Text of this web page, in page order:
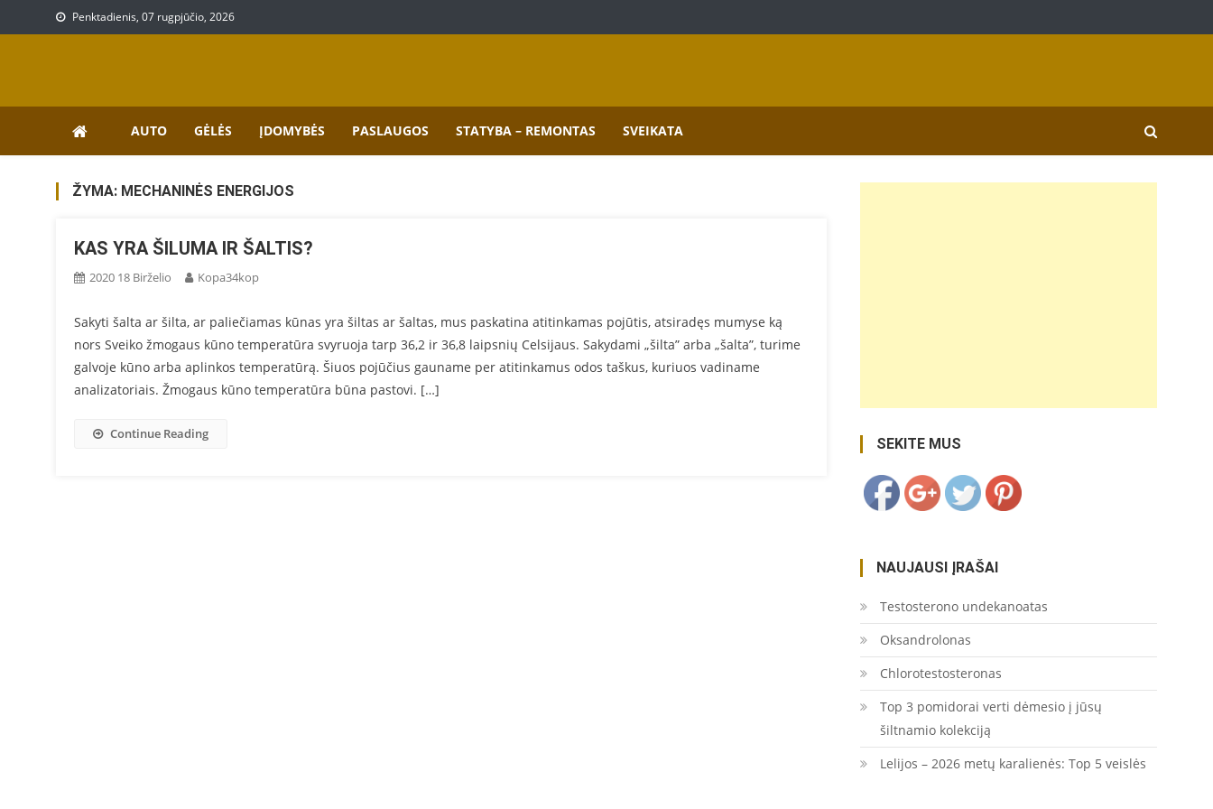
to
Penktadienis, 07 rugpjūčio, 2026
AUTO GĖLĖS ĮDOMYBĖS PASLAUGOS STATYBA – REMONTAS SVEIKATA
ŽYMA: MECHANINĖS ENERGIJOS
KAS YRA ŠILUMA IR ŠALTIS?
2020 18 Birželio Kopa34kop
Sakyti šalta ar šilta, ar paliečiamas kūnas yra šiltas ar šaltas, mus paskatina atitinkamas pojūtis, atsiradęs mumyse ką
nors Sveiko žmogaus kūno temperatūra svyruoja tarp 36,2 ir 36,8 laipsnių Celsijaus. Sakydami „šilta” arba „šalta”, turime
galvoje kūno arba aplinkos temperatūrą. Šiuos pojūčius gauname per atitinkamus odos taškus, kuriuos vadiname
analizatoriais. Žmogaus kūno temperatūra būna pastovi. […]
Continue Reading
SEKITE MUS
NAUJAUSI ĮRAŠAI
Testosterono undekanoatas
Oksandrolonas
Chlorotestosteronas
Top 3 pomidorai verti dėmesio į jūsų
šiltnamio kolekciją
Lelijos – 2026 metų karalienės: Top 5 veislės